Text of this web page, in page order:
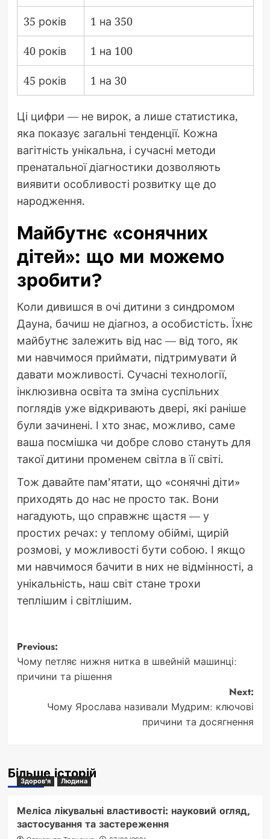
35 років 1 на 350
40 років 1 на 100
45 років 1 на 30
Ці цифри — не вирок, а лише статистика,
яка показує загальні тенденції. Кожна
вагітність унікальна, і сучасні методи
пренатальної діагностики дозволяють
виявити особливості розвитку ще до
народження.
Майбутнє «сонячних
дітей»: що ми можемо
зробити?
Коли дивишся в очі дитини з синдромом
Дауна, бачиш не діагноз, а особистість. Їхнє
майбутнє залежить від нас — від того, як
ми навчимося приймати, підтримувати й
давати можливості. Сучасні технології,
інклюзивна освіта та зміна суспільних
поглядів уже відкривають двері, які раніше
були зачинені. І хто знає, можливо, саме
ваша посмішка чи добре слово стануть для
такої дитини променем світла в її світі.
Тож давайте пам’ятати, що «сонячні діти»
приходять до нас не просто так. Вони
нагадують, що справжнє щастя — у
простих речах: у теплому обіймі, щирій
розмові, у можливості бути собою. І якщо
ми навчимося бачити в них не відмінності, а
унікальність, наш світ стане трохи
теплішим і світлішим.
Post
navigation
Previous:
Чому петляє нижня нитка в швейній машинці:
причини та рішення
Next:
Чому Ярослава називали Мудрим: ключові
причини та досягнення
Більше історій
Здоров'я Людина
Меліса лікувальні властивості: науковий огляд,
застосування та застереження